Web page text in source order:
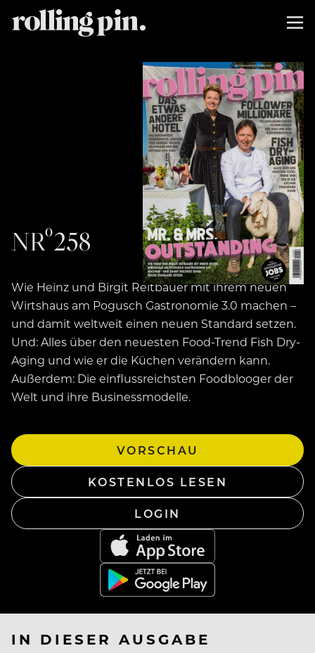
NRº258
Wie Heinz und Birgit Reitbauer mit ihrem neuen
Wirtshaus am Pogusch Gastronomie 3.0 machen –
und damit weltweit einen neuen Standard setzen.
Und: Alles über den neuesten Food-Trend Fish Dry-
Aging und wie er die Küchen verändern kann.
Außerdem: Die einflussreichsten Foodblooger der
Welt und ihre Businessmodelle.
VORSCHAU
KOSTENLOS LESEN
LOGIN
IN DIESER AUSGABE